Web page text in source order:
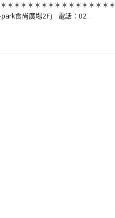
＊＊＊＊＊＊＊＊＊＊＊＊＊＊＊＊
食尚廣場2F) 電話：02…